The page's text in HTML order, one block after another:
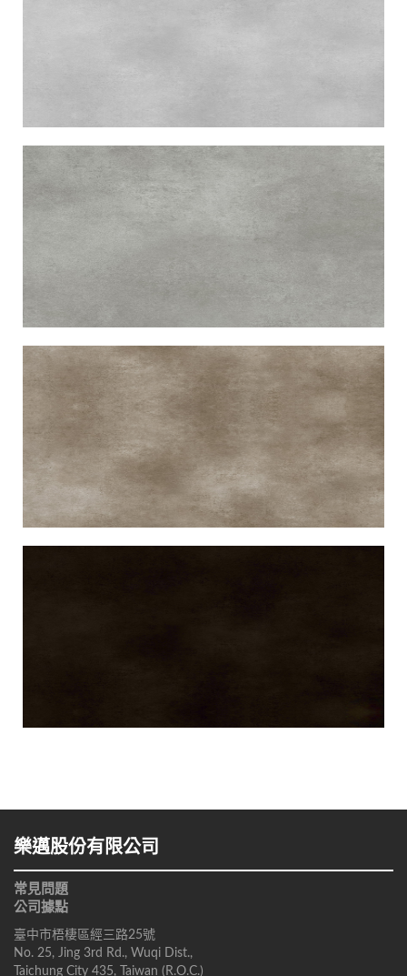
冰川白MAX
Beton White MAX
珍珠灰MAX
Pearl Grey MAX
樂邁股份有限公司
常見問題
公司據點
臺中市梧棲區經三路25號
No. 25, Jing 3rd Rd., Wuqi Dist.,
Taichung City 435, Taiwan (R.O.C.)